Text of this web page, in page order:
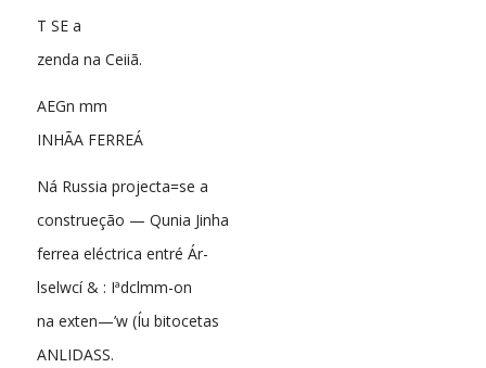
T SE a
zenda na Ceiiã.
AEGn mm
INHÃA FERREÁ
Ná Russia projecta=se a
construeção — Qunia Jinha
ferrea eléctrica entré Ár-
lselwcí & : Iªdclmm-on
na exten—’w (Íu bitocetas
ANLIDASS.